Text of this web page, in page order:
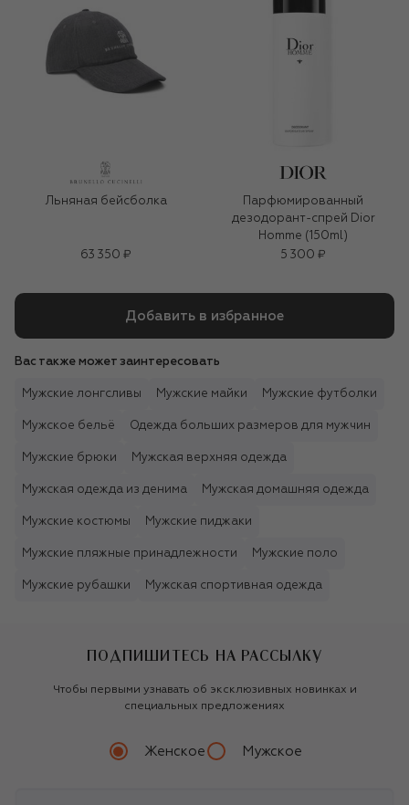
Льняная бейсболка
63 350 ₽
Парфюмированный
дезодорант-спрей Dior
Homme (150ml)
5 300 ₽
Добавить в избранное
Вас также может заинтересовать
Мужские лонгсливы Мужские майки Мужские футболки
Мужское бельё Одежда больших размеров для мужчин
Мужские брюки Мужская верхняя одежда
Мужская одежда из денима Мужская домашняя одежда
Мужские костюмы Мужские пиджаки
Мужские пляжные принадлежности Мужские поло
Мужские рубашки Мужская спортивная одежда
ПОДПИШИТЕСЬ НА РАССЫЛКУ
Чтобы первыми узнавать об эксклюзивных новинках и
специальных предложениях
Женское Мужское